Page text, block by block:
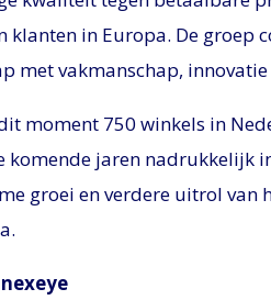
klanten in Europa. De groep
met vakmanschap,
moment 750 winkels in
komende jaren nadrukkelijk
groei en verdere uitrol van